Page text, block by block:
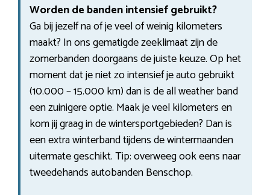
Worden de banden intensief gebruikt?
Ga bij jezelf na of je veel of weinig kilometers
maakt? In ons gematigde zeeklimaat zijn de
zomerbanden doorgaans de juiste keuze. Op het
moment dat je niet zo intensief je auto gebruikt
(10.000 – 15.000 km) dan is de all weather band
een zuinigere optie. Maak je veel kilometers en
kom jij graag in de wintersportgebieden? Dan is
een extra winterband tijdens de wintermaanden
uitermate geschikt. Tip: overweeg ook eens naar
tweedehands autobanden Benschop.